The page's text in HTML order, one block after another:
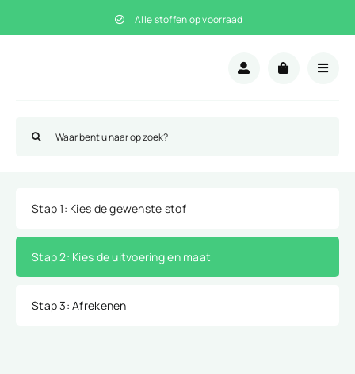
naar
Alle stoffen op voorraad
naar:
Stap 1: Kies de gewenste stof
Stap 2: Kies de uitvoering en maat
Stap 3: Afrekenen